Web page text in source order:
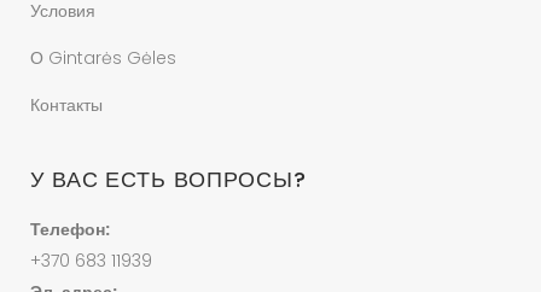
Условия
О Gintarės Gėles
Контакты
У ВАС ЕСТЬ ВОПРОСЫ?
Телефон:
+370 683 11939